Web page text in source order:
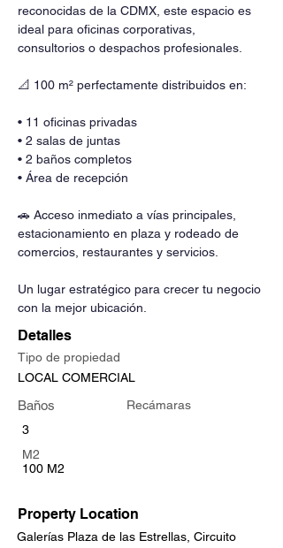
reconocidas de la CDMX, este espacio es
ideal para oficinas corporativas,
consultorios o despachos profesionales.
📐 100 m² perfectamente distribuidos en:
• 11 oficinas privadas
• 2 salas de juntas
• 2 baños completos
• Área de recepción
🚗 Acceso inmediato a vías principales,
estacionamiento en plaza y rodeado de
comercios, restaurantes y servicios.
Un lugar estratégico para crecer tu negocio
con la mejor ubicación.
Detalles
Tipo de propiedad
LOCAL COMERCIAL
Baños
3
Recámaras
M2
100 M2
Property Location
Galerías Plaza de las Estrellas, Circuito